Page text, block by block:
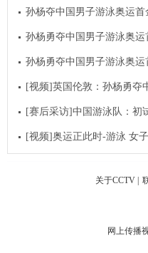
孙杨夺中国男子游泳奥运首
孙杨勇夺中国男子游泳奥运
孙杨勇夺中国男子游泳奥运
[视频]英国伦敦：孙杨勇夺
[赛后采访]中国游泳队：初
[视频]奥运正此时-游泳 女
关于CCTV
网上传播